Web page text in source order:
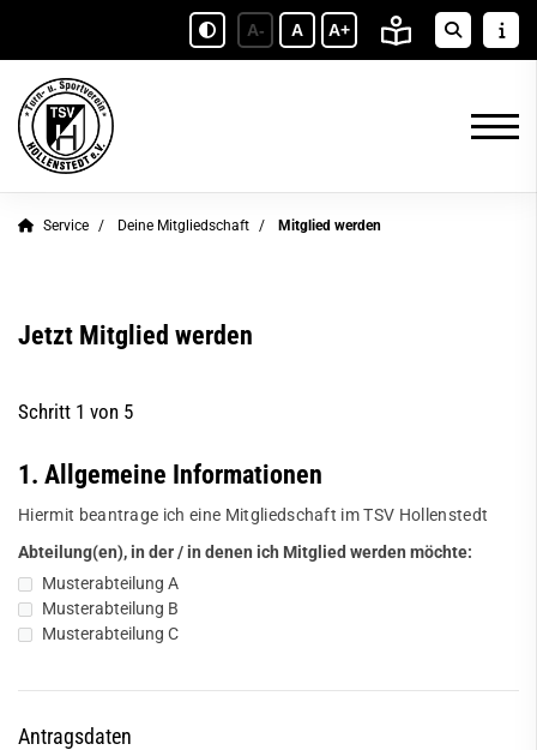
A- A A+
Service Deine Mitgliedschaft Mitglied werden
Jetzt Mitglied werden
Schritt 1 von 5
1. Allgemeine Informationen
Hiermit beantrage ich eine Mitgliedschaft im TSV Hollenstedt
Abteilung(en), in der / in denen ich Mitglied werden möchte:
Musterabteilung A
Musterabteilung B
Musterabteilung C
Antragsdaten